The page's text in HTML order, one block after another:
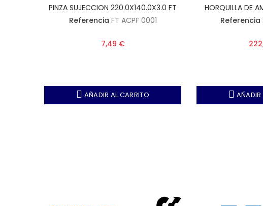
PINZA SUJECCION 220.0X140.0X3.0 FT
Referencia FT ACPF 0001
7,49 €
AÑADIR AL CARRITO
HORQUILLA DE
Referencia
AÑADIR